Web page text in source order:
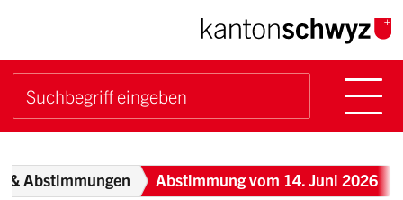
Navigieren im Kanton
Schnellnavigation
Suchbegriff
Breadcrumb
& Abstimmungen Abstimmung vom 14. Juni 2026